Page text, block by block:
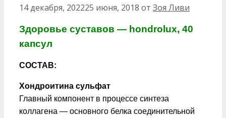
14 декабря, 202225 июня, 2018 от Зоя Ливи
Здоровье суставов — hondrolux, 40
капсул
СОСТАВ:
Хондроитина cульфат
Главный компонент в процессе синтеза
коллагена — основного белка соединительной